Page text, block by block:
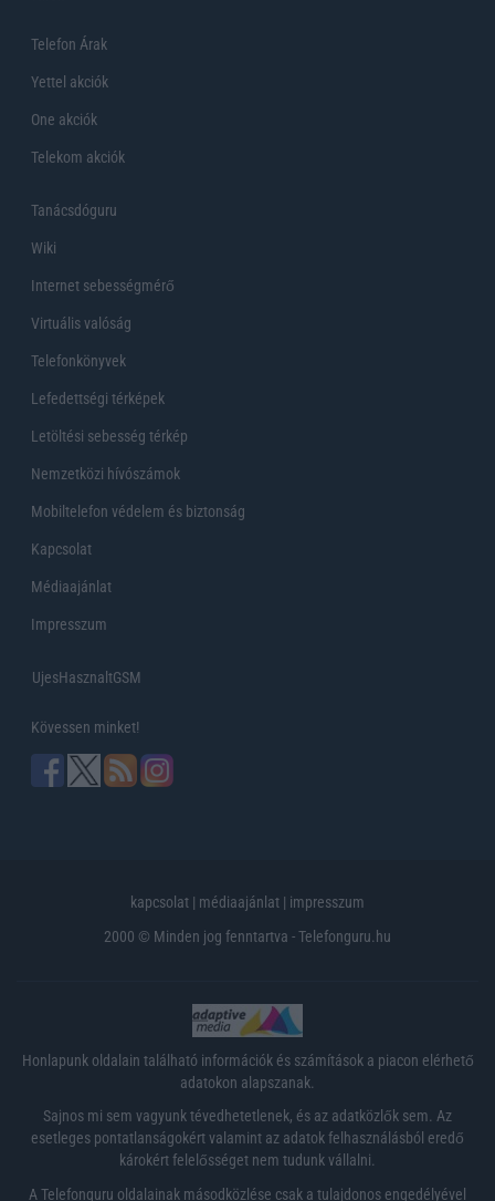
Telefon Árak
Yettel akciók
One akciók
Telekom akciók
Tanácsdóguru
Wiki
Internet sebességmérő
Virtuális valóság
Telefonkönyvek
Lefedettségi térképek
Letöltési sebesség térkép
Nemzetközi hívószámok
Mobiltelefon védelem és biztonság
Kapcsolat
Médiaajánlat
Impresszum
UjesHasznaltGSM
Kövessen minket!
kapcsolat | médiaajánlat | impresszum
2000 © Minden jog fenntartva - Telefonguru.hu
Honlapunk oldalain található információk és számítások a piacon elérhető
adatokon alapszanak.
Sajnos mi sem vagyunk tévedhetetlenek, és az adatközlők sem. Az
esetleges pontatlanságokért valamint az adatok felhasználásból eredő
károkért felelősséget nem tudunk vállalni.
A Telefonguru oldalainak másodközlése csak a tulajdonos engedélyével